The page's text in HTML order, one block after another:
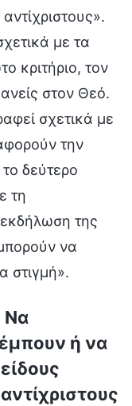
με τα
κριτήριο, τον
στον Θεό.
σχετικά με
την
δεύτερο
τη
της
να
στιγμή».
Να
ή να